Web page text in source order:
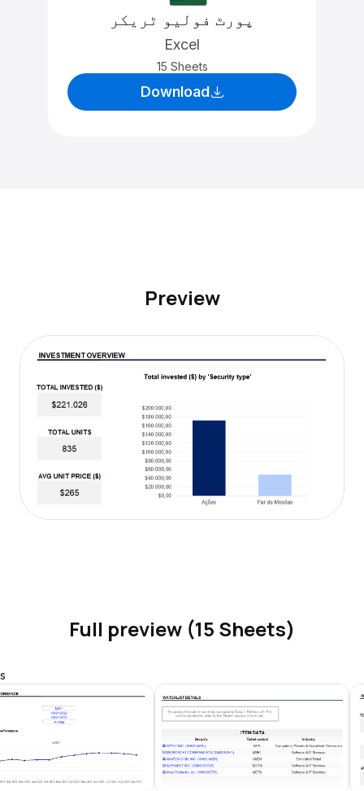
پورٹ فولیو ٹریکر
Excel
15 Sheets
Download
Preview
Full preview (15 Sheets)
s